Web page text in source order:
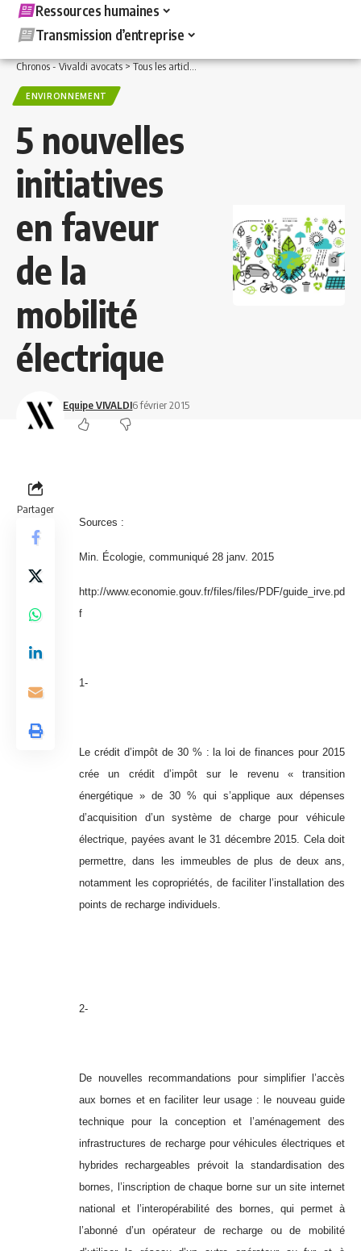
Ressources humaines
Transmission d’entreprise
Chronos - Vivaldi avocats>Tous les articles >Environnement / Energie>
ENVIRONNEMENT
5 nouvelles
initiatives
en faveur
de la
mobilité
électrique
Equipe VIVALDI6 février 2015
Partager
Sources :
Min. Écologie, communiqué 28 janv. 2015
http://www.economie.gouv.fr/files/files/PDF/guide_irve.pd
f
1-
Le crédit d’impôt de 30 % : la loi de finances pour 2015
crée un crédit d’impôt sur le revenu « transition
énergétique » de 30 % qui s’applique aux dépenses
d’acquisition d’un système de charge pour véhicule
électrique, payées avant le 31 décembre 2015. Cela doit
permettre, dans les immeubles de plus de deux ans,
notamment les copropriétés, de faciliter l’installation des
points de recharge individuels.
2-
De nouvelles recommandations pour simplifier l’accès
aux bornes et en faciliter leur usage : le nouveau guide
technique pour la conception et l’aménagement des
infrastructures de recharge pour véhicules électriques et
hybrides rechargeables prévoit la standardisation des
bornes, l’inscription de chaque borne sur un site internet
national et l’interopérabilité des bornes, qui permet à
l’abonné d’un opérateur de recharge ou de mobilité